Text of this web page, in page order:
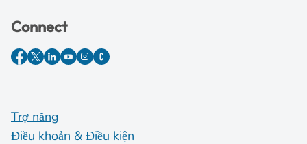
Connect
Trợ năng
Điều khoản & Điều kiện